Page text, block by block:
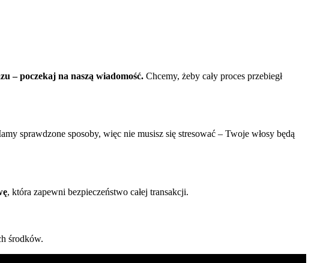
– poczekaj na naszą wiadomość. Chcemy, żeby cały proces przebiegł
sprawdzone sposoby, więc nie musisz się stresować – Twoje włosy będą
, która zapewni bezpieczeństwo całej transakcji.
środków.